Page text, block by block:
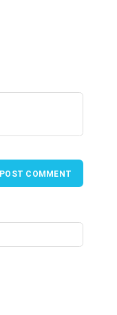
POST COMMENT